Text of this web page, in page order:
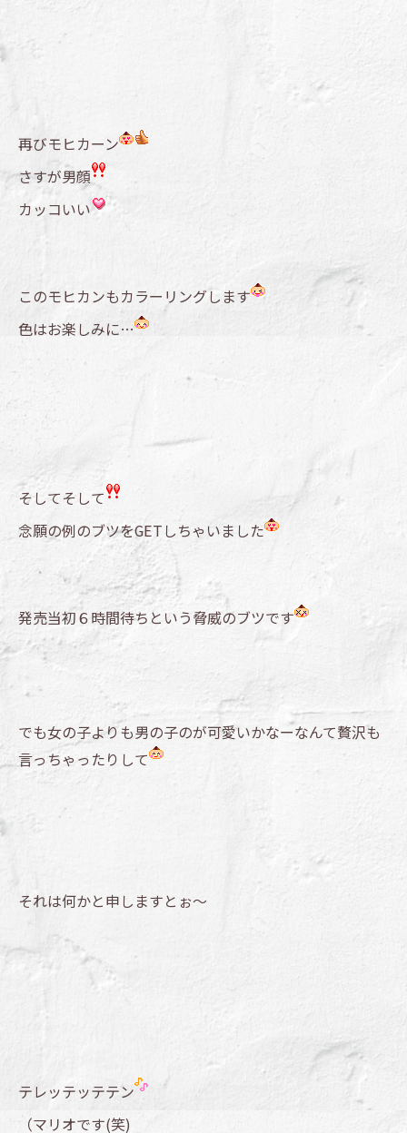
再びモヒカーン
さすが男顔
カッコいい
このモヒカンもカラーリングします
色はお楽しみに…
そしてそして
念願の例のブツをGETしちゃいました
発売当初６時間待ちという脅威のブツです
でも女の子よりも男の子のが可愛いかなーなんて贅沢も
言っちゃったりして
それは何かと申しますとぉ～
テレッテッテテン
（マリオです(笑)